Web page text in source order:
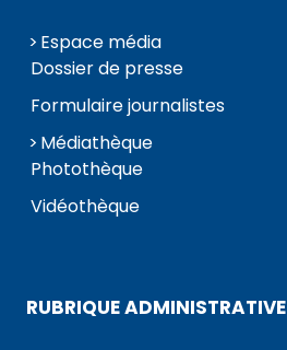
Espace média
Dossier de presse
Formulaire journalistes
Médiathèque
Photothèque
Vidéothèque
RUBRIQUE ADMINISTRATIVE